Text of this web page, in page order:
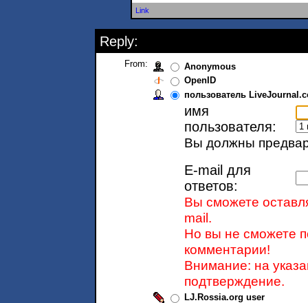
Link
Reply:
From:
Anonymous
OpenID
пользователь
имя
пользователя:
Вы должны
E-mail для
ответов:
Вы сможете
mail.
Но вы не сможете
комментарии!
Внимание: на
подтверждение.
LJ.Rossia.org user